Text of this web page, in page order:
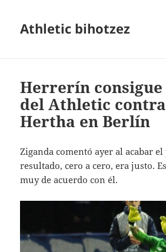
Athletic bihotzez
Herrerín
del Athletic
Hertha en Berlín
Ziganda comentó ayer al acabar
resultado, cero a cero, era justo.
muy de acuerdo con él.